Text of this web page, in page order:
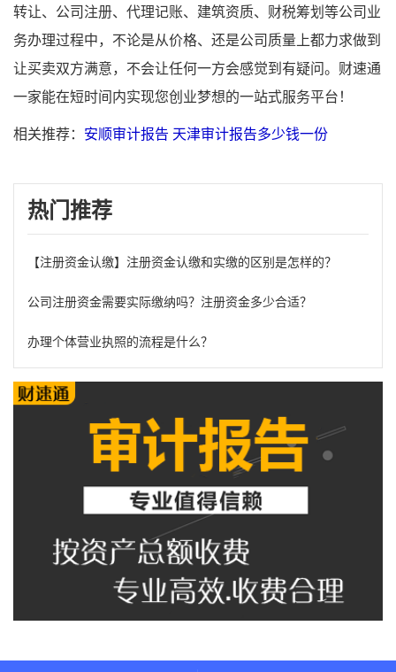
转让、公司注册、代理记账、建筑资质、财税筹划等公司业
务办理过程中，不论是从价格、还是公司质量上都力求做到
让买卖双方满意，不会让任何一方会感觉到有疑问。财速通
一家能在短时间内实现您创业梦想的一站式服务平台！
相关推荐： 安顺审计报告 天津审计报告多少钱一份
热门推荐
【注册资金认缴】注册资金认缴和实缴的区别是怎样的？
公司注册资金需要实际缴纳吗？注册资金多少合适？
办理个体营业执照的流程是什么？